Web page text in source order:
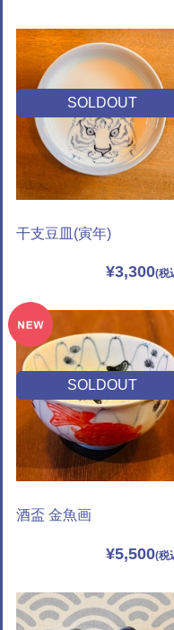
SOLDOUT
干支豆皿(寅年)
¥3,300
SOLDOUT
酒盃 金魚画
¥5,500